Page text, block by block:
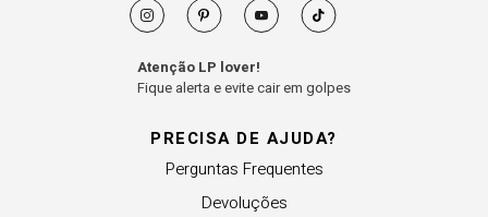
PRECISA DE AJUDA?
Perguntas Frequentes
Devoluções
Atenção LP lover!
Fique alerta e evite cair em golpes